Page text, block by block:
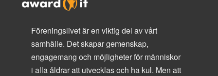
Föreningslivet är en viktig del av vårt
samhälle. Det skapar gemenskap,
engagemang och möjligheter för människor
i alla åldrar att utvecklas och ha kul. Men att